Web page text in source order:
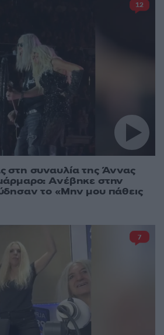
στη συναυλία της Άννας
Ανέβηκε στην
το «Μην μου πάθεις
12
7